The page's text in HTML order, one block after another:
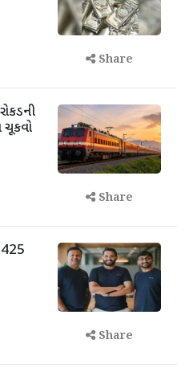
Share
ચૂકવો
Share
Share